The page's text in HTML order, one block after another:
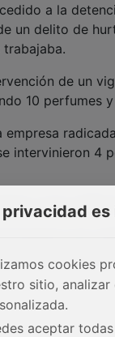
a la
un delito de
de un
10 perfumes
intervinieron 4
a unos 1.000
cuyo
de la
privacidad
cookies
sitio,
aceptar